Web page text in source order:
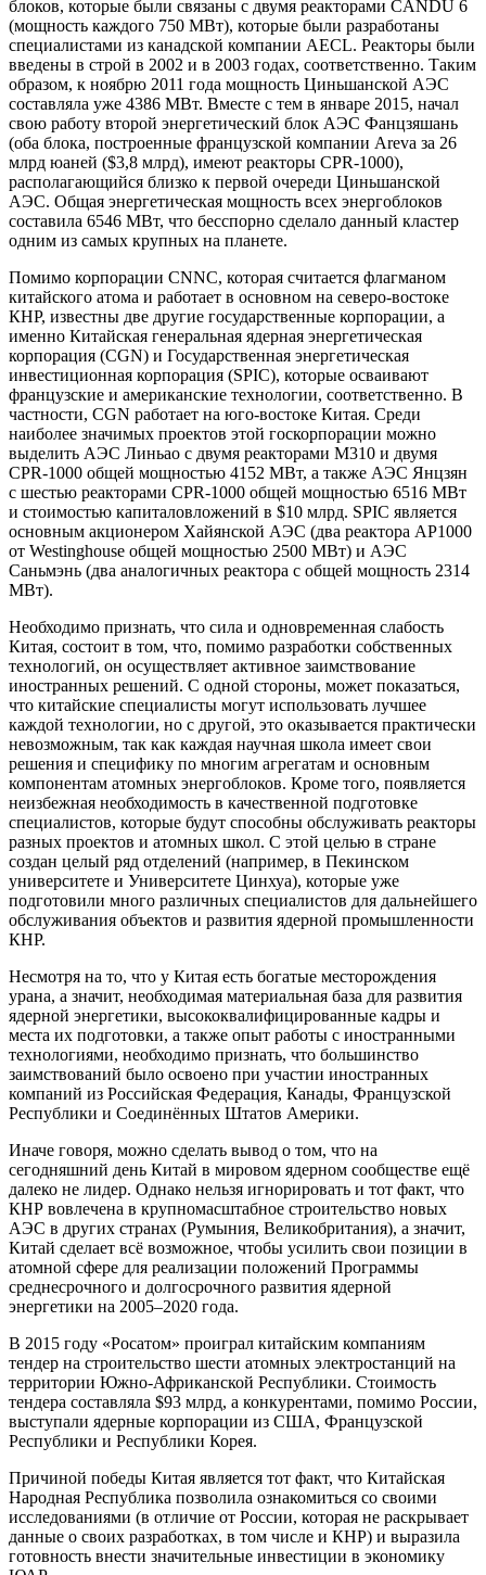
блоков, которые были связаны с двумя реакторами CANDU 6
(мощность каждого 750 МВт), которые были разработаны
специалистами из канадской компании AECL. Реакторы были
введены в строй в 2002 и в 2003 годах, соответственно. Таким
образом, к ноябрю 2011 года мощность Циньшанской АЭС
составляла уже 4386 МВт. Вместе с тем в январе 2015, начал
свою работу второй энергетический блок АЭС Фанцзяшань
(оба блока, построенные французской компании Areva за 26
млрд юаней ($3,8 млрд), имеют реакторы CPR-1000),
располагающийся близко к первой очереди Циньшанской
АЭС. Общая энергетическая мощность всех энергоблоков
составила 6546 МВт, что бесспорно сделало данный кластер
одним из самых крупных на планете.
Помимо корпорации CNNC, которая считается флагманом
китайского атома и работает в основном на северо-востоке
КНР, известны две другие государственные корпорации, а
именно Китайская генеральная ядерная энергетическая
корпорация (CGN) и Государственная энергетическая
инвестиционная корпорация (SPIC), которые осваивают
французские и американские технологии, соответственно. В
частности, CGN работает на юго-востоке Китая. Среди
наиболее значимых проектов этой госкорпорации можно
выделить АЭС Линьао с двумя реакторами M310 и двумя
CPR-1000 общей мощностью 4152 МВт, а также АЭС Янцзян
с шестью реакторами CPR-1000 общей мощностью 6516 МВт
и стоимостью капиталовложений в $10 млрд. SPIC является
основным акционером Хайянской АЭС (два реактора AP1000
от Westinghouse общей мощностью 2500 МВт) и АЭС
Саньмэнь (два аналогичных реактора с общей мощность 2314
МВт).
Необходимо признать, что сила и одновременная слабость
Китая, состоит в том, что, помимо разработки собственных
технологий, он осуществляет активное заимствование
иностранных решений. С одной стороны, может показаться,
что китайские специалисты могут использовать лучшее
каждой технологии, но с другой, это оказывается практически
невозможным, так как каждая научная школа имеет свои
решения и специфику по многим агрегатам и основным
компонентам атомных энергоблоков. Кроме того, появляется
неизбежная необходимость в качественной подготовке
специалистов, которые будут способны обслуживать реакторы
разных проектов и атомных школ. С этой целью в стране
создан целый ряд отделений (например, в Пекинском
университете и Университете Цинхуа), которые уже
подготовили много различных специалистов для дальнейшего
обслуживания объектов и развития ядерной промышленности
КНР.
Несмотря на то, что у Китая есть богатые месторождения
урана, а значит, необходимая материальная база для развития
ядерной энергетики, высококвалифицированные кадры и
места их подготовки, а также опыт работы с иностранными
технологиями, необходимо признать, что большинство
заимствований было освоено при участии иностранных
компаний из Российская Федерация, Канады, Французской
Республики и Соединённых Штатов Америки.
Иначе говоря, можно сделать вывод о том, что на
сегодняшний день Китай в мировом ядерном сообществе ещё
далеко не лидер. Однако нельзя игнорировать и тот факт, что
КНР вовлечена в крупномасштабное строительство новых
АЭС в других странах (Румыния, Великобритания), а значит,
Китай сделает всё возможное, чтобы усилить свои позиции в
атомной сфере для реализации положений Программы
среднесрочного и долгосрочного развития ядерной
энергетики на 2005–2020 года.
В 2015 году «Росатом» проиграл китайским компаниям
тендер на строительство шести атомных электростанций на
территории Южно-Африканской Республики. Стоимость
тендера составляла $93 млрд, а конкурентами, помимо России,
выступали ядерные корпорации из США, Французской
Республики и Республики Корея.
Причиной победы Китая является тот факт, что Китайская
Народная Республика позволила ознакомиться со своими
исследованиями (в отличие от России, которая не раскрывает
данные о своих разработках, в том числе и КНР) и выразила
готовность внести значительные инвестиции в экономику